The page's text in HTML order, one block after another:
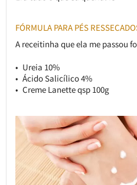
FÓRMULA PARA PÉS
A receitinha que ela me passou
Ureia 10%
Ácido Salicílico 4%
Creme Lanette qsp 100g